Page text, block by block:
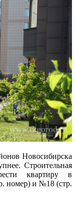
Новосибирска
Строительная
квартиру в
номер) и №18 (стр.